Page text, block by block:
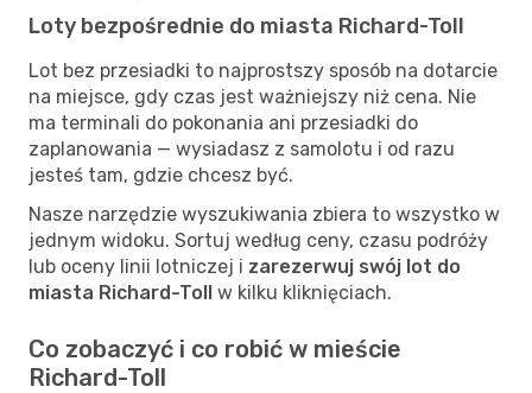
Loty bezpośrednie do miasta Richard-Toll
Lot bez przesiadki to najprostszy sposób na dotarcie
na miejsce, gdy czas jest ważniejszy niż cena. Nie
ma terminali do pokonania ani przesiadki do
zaplanowania — wysiadasz z samolotu i od razu
jesteś tam, gdzie chcesz być.
Nasze narzędzie wyszukiwania zbiera to wszystko w
jednym widoku. Sortuj według ceny, czasu podróży
lub oceny linii lotniczej i zarezerwuj swój lot do
miasta Richard-Toll w kilku kliknięciach.
Co zobaczyć i co robić w mieście
Richard-Toll